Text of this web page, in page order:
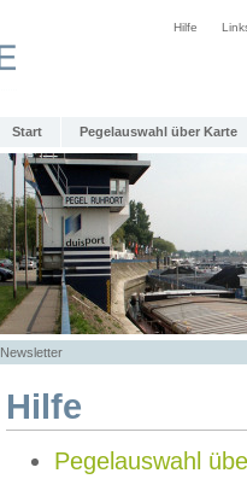
Hilfe
Start Pegelauswahl über Karte
Newsletter
Hilfe
Pegelauswahl